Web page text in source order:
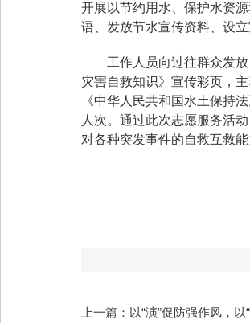
开展以节约用水、保护水资
语、发放节水宣传资料、设
工作人员向过往群众发
灾害自救知识》宣传彩页，
《中华人民共和国水土保持
人次。通过此次志愿服务活
对各种突发事件的自救互救能
上一篇：以“演”促防强作风，